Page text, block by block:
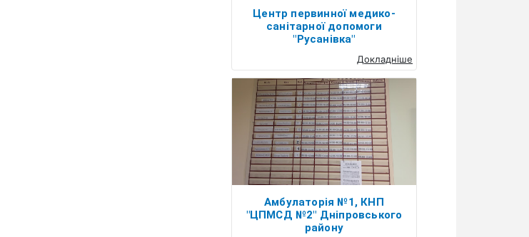
Центр первинної медико-
санітарної допомоги
"Русанівка"
Докладніше
Амбулаторія №1, КНП
"ЦПМСД №2" Дніпровського
району